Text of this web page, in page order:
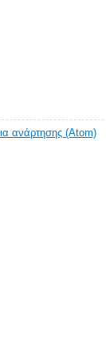
ανάρτησης (Atom)